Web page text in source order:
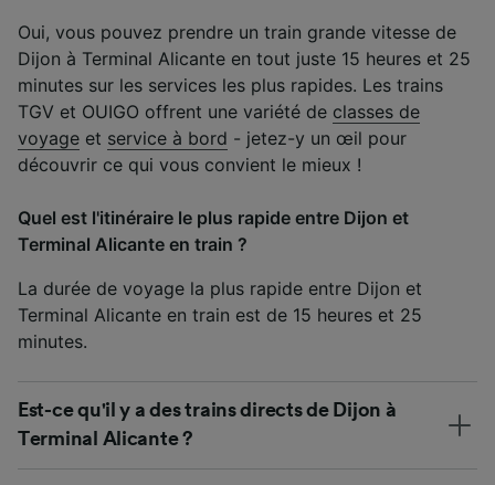
Oui, vous pouvez prendre un train grande vitesse de
Dijon à Terminal Alicante en tout juste 15 heures et 25
minutes sur les services les plus rapides. Les trains
TGV et OUIGO offrent une variété de classes de
voyage et service à bord - jetez-y un œil pour
découvrir ce qui vous convient le mieux !
Quel est l'itinéraire le plus rapide entre Dijon et
Terminal Alicante en train ?
La durée de voyage la plus rapide entre Dijon et
Terminal Alicante en train est de 15 heures et 25
minutes.
Est-ce qu'il y a des trains directs de Dijon à
Terminal Alicante ?